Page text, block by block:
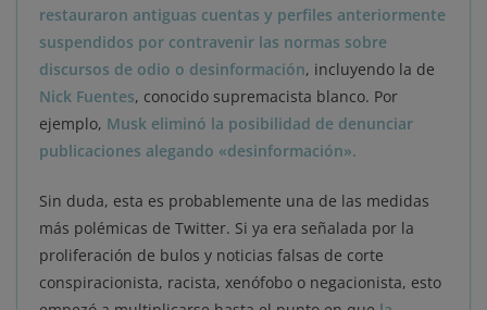
restauraron antiguas cuentas y perfiles anteriormente
suspendidos por contravenir las normas sobre
discursos de odio o desinformación, incluyendo la de
Nick Fuentes, conocido supremacista blanco. Por
ejemplo, Musk eliminó la posibilidad de denunciar
publicaciones alegando «desinformación».
Sin duda, esta es probablemente una de las medidas
más polémicas de Twitter. Si ya era señalada por la
proliferación de bulos y noticias falsas de corte
conspiracionista, racista, xenófobo o negacionista, esto